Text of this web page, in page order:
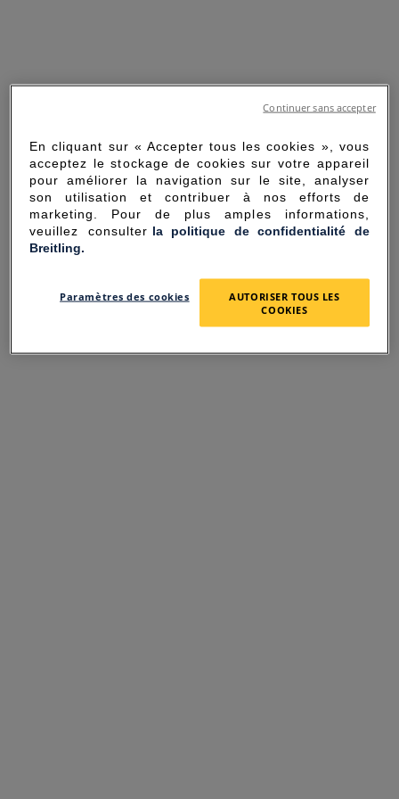
SORRY FOR THE
INCONVENIENCE
UNEXPECTED ERROR OCCURRED.
En cliquant sur « Accepter tous les cookies », vous
acceptez le stockage de cookies sur votre appareil
pour améliorer la navigation sur le site, analyser
son utilisation et contribuer à nos efforts de
marketing. Pour de plus amples informations,
veuillez consulter la politique de confidentialité de
Breitling.
Paramètres des cookies
AUTORISER TOUS LES
COOKIES
Continuer sans accepter